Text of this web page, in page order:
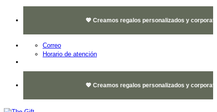
💖 Creamos regalos personalizados y
Correo
Horario de atención
💖 Creamos regalos personalizados y